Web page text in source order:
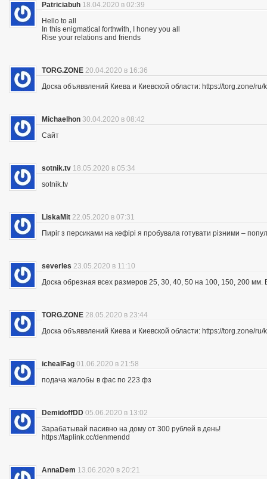
Patriciabuh 18.04.2020 в 02:39
Hello to all
In this enigmatical forthwith, I honey you all
Rise your relations and friends
TORG.ZONE 20.04.2020 в 16:36
Доска объяввлений Киева и Киевской области: https://torg.zone/ru/
Michaelhon 30.04.2020 в 08:42
Сайт
sotnik.tv 18.05.2020 в 05:34
sotnik.tv
LiskaMit 22.05.2020 в 07:31
Пиріг з персиками на кефірі я пробувала готувати різними –
severles 23.05.2020 в 11:10
Доска обрезная всех размеров 25, 30, 40, 50 на 100, 150, 200
TORG.ZONE 28.05.2020 в 23:44
Доска объяввлений Киева и Киевской области: https://torg.zone/ru/
ichealFag 01.06.2020 в 21:58
подача жалобы в фас по 223 фз
DemidoffDD 05.06.2020 в 13:02
Зарабатывай пасивно на дому от 300 рублей в день!
https://taplink.cc/denmendd
AnnaDem 13.06.2020 в 20:21